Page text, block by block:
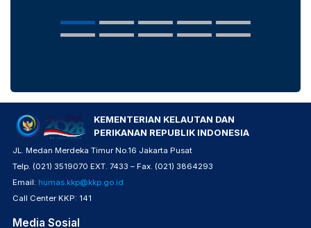
KEMENTERIAN KELAUTAN DAN
PERIKANAN REPUBLIK INDONESIA
JL. Medan Merdeka Timur No.16 Jakarta Pusat
Telp. (021) 3519070 EXT. 7433 – Fax. (021) 3864293
Email: humas.kkp@kkp.go.id
Call Center KKP: 141
Media Sosial